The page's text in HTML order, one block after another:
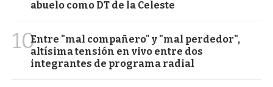
abuelo como DT de la Celeste
10Entre "mal compañero" y "mal perdedor",
altísima tensión en vivo entre dos
integrantes de programa radial